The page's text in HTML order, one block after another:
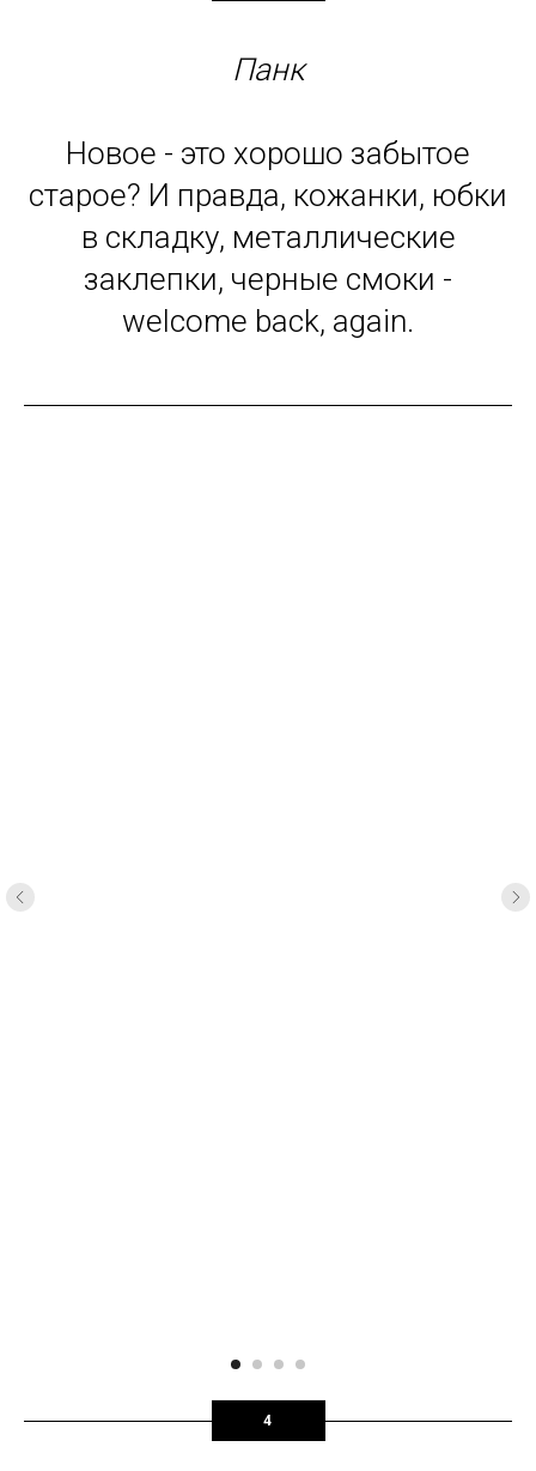
Панк
Новое - это хорошо забытое
старое? И правда, кожанки, юбки
в складку, металлические
заклепки, черные смоки -
welcome back, again.
4